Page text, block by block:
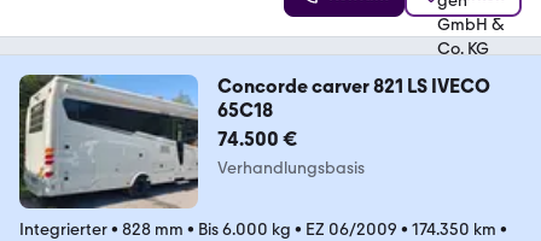
Concorde carver 821 LS IVECO
65C18
74.500 €
Verhandlungsbasis
Integrierter• 828 mm • Bis 6.000 kg • EZ 06/2009 • 174.350 km •